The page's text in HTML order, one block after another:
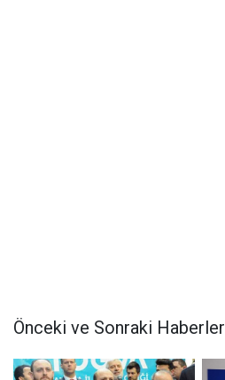
Önceki ve Sonraki Haberler